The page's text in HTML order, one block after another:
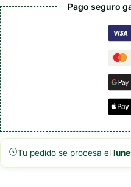
Pago seguro
🕔Tu pedido se procesa el